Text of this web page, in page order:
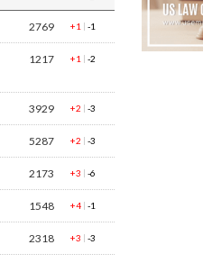
2769 +1 | -1
1217 +1 | -2
3929 +2 | -3
5287 +2 | -3
2173 +3 | -6
1548 +4 | -1
2318 +3 | -3